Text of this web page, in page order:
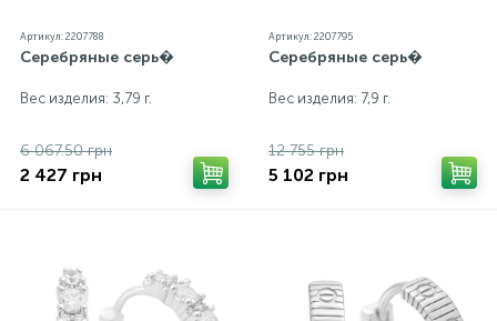
Артикул: 2207788
Серебряные серь�
Вес изделия: 3,79 г.
6 067.50 грн
2 427 грн
Артикул: 2207795
Серебряные серь�
Вес изделия: 7,9 г.
12 755 грн
5 102 грн